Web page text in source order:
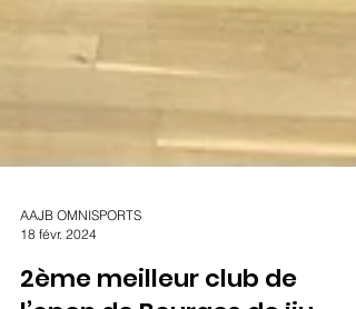
AAJB OMNISPORTS
18 févr. 2024